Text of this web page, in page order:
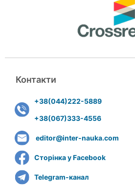
Контакти
+38(044)222-5889
+38(067)333-4556
editor@inter-nauka.com
Сторінка у Facebook
Telegram-канал